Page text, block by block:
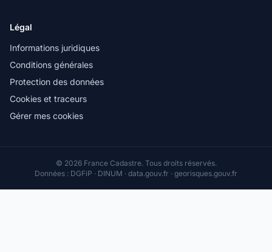
Légal
Informations juridiques
Conditions générales
Protection des données
Cookies et traceurs
Gérer mes cookies
© 2026 France Cadastre. Tous droits réservés.
Données : DGFiP · DINUM · data.gouv.fr · georisques.gouv.fr